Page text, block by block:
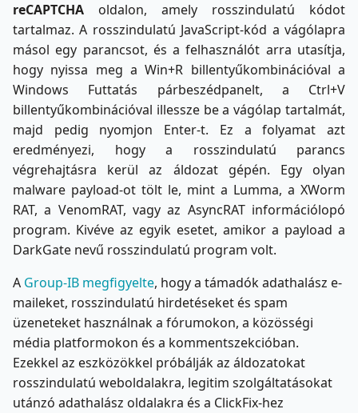
reCAPTCHA oldalon, amely rosszindulatú kódot
tartalmaz. A rosszindulatú JavaScript-kód a vágólapra
másol egy parancsot, és a felhasználót arra utasítja,
hogy nyissa meg a Win+R billentyűkombinációval a
Windows Futtatás párbeszédpanelt, a Ctrl+V
billentyűkombinációval illessze be a vágólap tartalmát,
majd pedig nyomjon Enter-t. Ez a folyamat azt
eredményezi, hogy a rosszindulatú parancs
végrehajtásra kerül az áldozat gépén. Egy olyan
malware payload-ot tölt le, mint a Lumma, a XWorm
RAT, a VenomRAT, vagy az AsyncRAT információlopó
program. Kivéve az egyik esetet, amikor a payload a
DarkGate nevű rosszindulatú program volt.
A Group-IB megfigyelte, hogy a támadók adathalász e-
maileket, rosszindulatú hirdetéseket és spam
üzeneteket használnak a fórumokon, a közösségi
média platformokon és a kommentszekcióban.
Ezekkel az eszközökkel próbálják az áldozatokat
rosszindulatú weboldalakra, legitim szolgáltatásokat
utánzó adathalász oldalakra és a ClickFix-hez